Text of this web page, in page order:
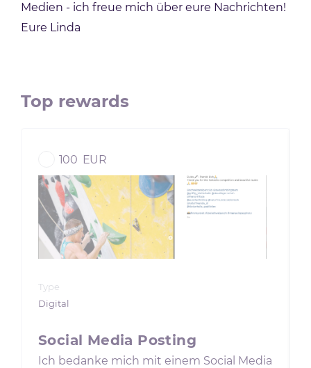
Medien - ich freue mich über eure Nachrichten!
Eure Linda
Top rewards
100 EUR
Type
Digital
Social Media Posting
Ich bedanke mich mit einem Social Media